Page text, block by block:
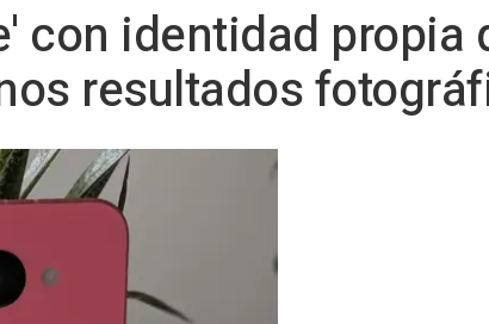
con identidad propia
resultados